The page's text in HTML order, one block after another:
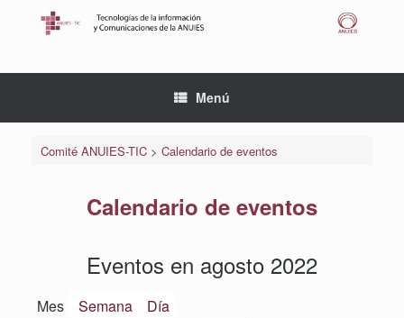
Menú
Comité ANUIES-TIC> Calendario de eventos
Calendario de eventos
Eventos en agosto 2022
Mes Semana Día